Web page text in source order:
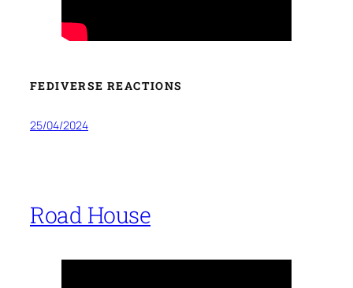
FEDIVERSE REACTIONS
25/04/2024
Road House